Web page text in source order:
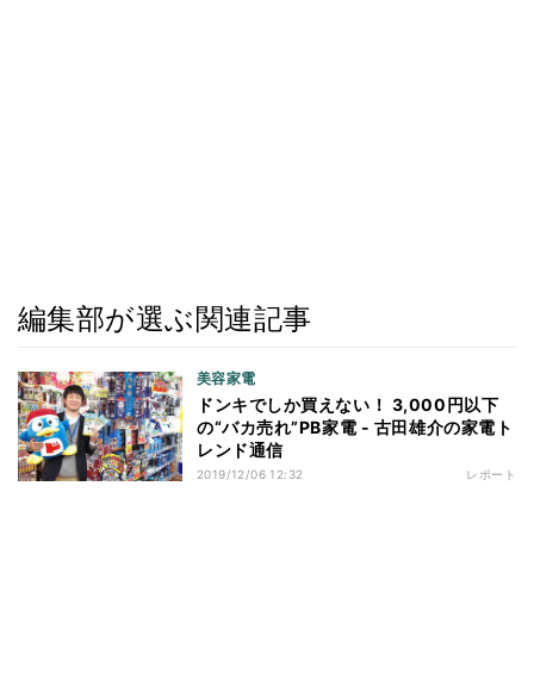
編集部が選ぶ関連記事
美容家電
ドンキでしか買えない！ 3,000円以下
の“バカ売れ”PB家電 - 古田雄介の家電ト
レンド通信
2019/12/06 12:32 レポート